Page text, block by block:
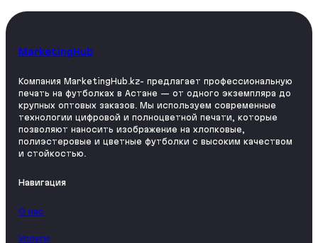
MarketingHub
Компания MarketingHub.kz- предлагает профессиональную
печать на футболках в Астане — от одного экземпляра до
крупных оптовых заказов. Мы используем современные
технологии цифровой и полноцветной печати, которые
позволяют наносить изображение на хлопковые,
полиэстеровые и цветные футболки с высоким качеством
и стойкостью.
Навигация
О нас
Услуги